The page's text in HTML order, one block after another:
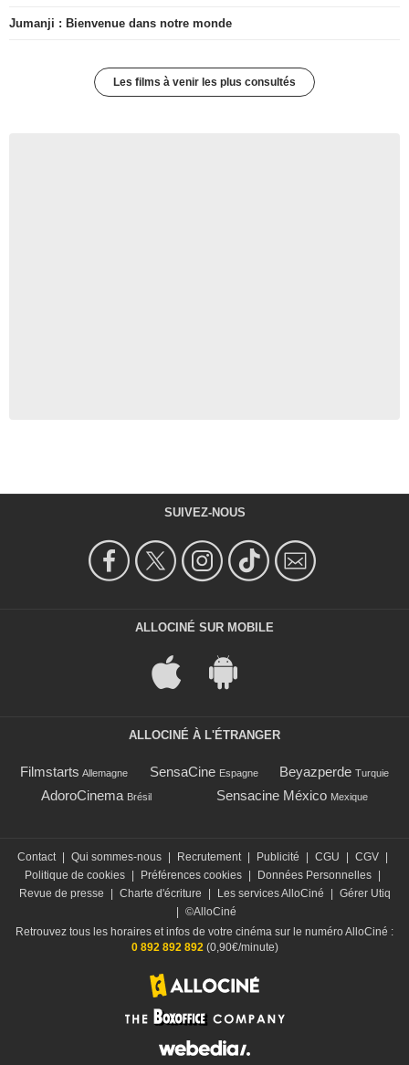
Jumanji : Bienvenue dans notre monde
Les films à venir les plus consultés
SUIVEZ-NOUS
ALLOCINÉ SUR MOBILE
ALLOCINÉ À L'ÉTRANGER
Filmstarts Allemagne SensaCine Espagne Beyazperde Turquie
AdoroCinema Brésil Sensacine México Mexique
Contact Qui sommes-nous Recrutement Publicité CGU CGV
Politique de cookies
Préférences cookies Données Personnelles
Revue de presse
Charte d'écriture Les services AlloCiné
Gérer Utiq
©AlloCiné
Retrouvez tous les horaires et infos de votre cinéma sur le numéro AlloCiné :
0 892 892 892(0,90€/minute)